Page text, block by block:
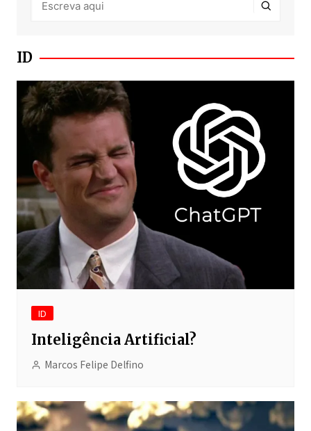
ID
ID
Inteligência Artificial?
Marcos Felipe Delfino